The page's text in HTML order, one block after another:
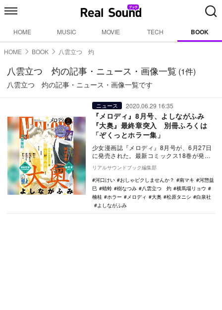
HOME MUSIC MOVIE TECH BOOK
HOME BOOK 八雲立つ 灼
八雲立つ 灼の記事・ニュース・画像一覧 (1件)
八雲立つ 灼の記事・ニュース・画像一覧です
ニュース 2020.06.29 16:35
『メロディ』8月号、よしながふみ
『大奥』最終章突入 別冊ふろくは
「ぞくっとホラー集」
少女漫画誌『メロディ』8月号が、6月27日
に発売された。最新コミックス18巻が発売
となったよしながふみ『大奥』が表紙&巻…
リアルサウンドブック編集部
河口けい
おしゃピクしませんか？ 南マキ
河惣益
巳
蜻蛉 樹なつみ 八雲立つ 灼
横馬場リョウ
楠桂
ホラー メロディ 大奥 松原タニシ
白泉社
よしながふみ